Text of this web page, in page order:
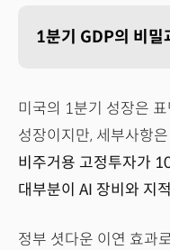
1분기 GDP의 비밀
미국의 1분기 성장은
성장이지만, 세부사항
비주거용 고정투자가
대부분이 AI 장비와 지
정부 셧다운 이연 효과